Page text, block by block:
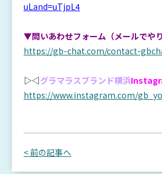
uLand=uTjpL4
▼問いあわせフォーム（メールでやり
https://gb-chat.com/contact-
▷◁グラマラスブランド横浜
https://www.instagram.com/
< 前の記事へ